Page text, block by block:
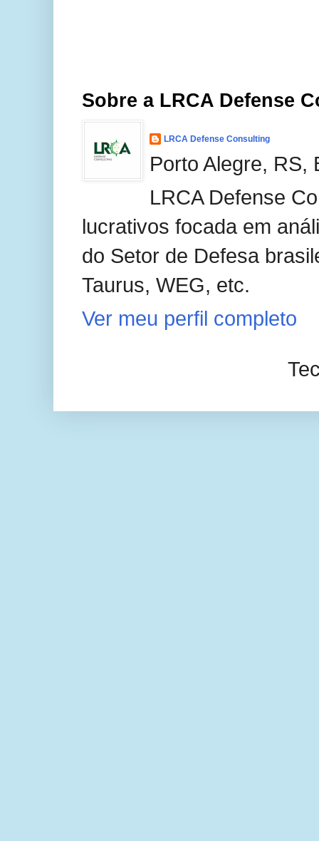
Sobre a LRCA Defense
LRCA Defense Consulting
Porto Alegre, RS,
LRCA Defense
lucrativos focada em
do Setor de Defesa
Taurus, WEG, etc.
Ver meu perfil completo